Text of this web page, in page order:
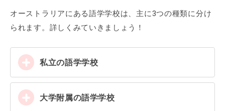
オーストラリアにある語学学校は、主に3つの種類に分け
られます。詳しくみていきましょう！
私立の語学学校
大学附属の語学学校